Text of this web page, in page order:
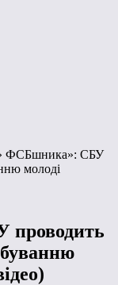
ФСБшника»: СБУ
молоді